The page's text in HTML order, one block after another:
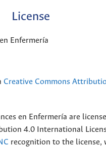
License
Enfermería
Creative Commons
en Enfermería are
4.0 International
recognition to the license,